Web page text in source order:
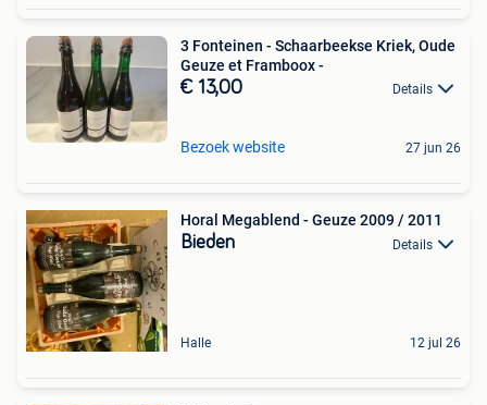
3 Fonteinen - Schaarbeekse Kriek, Oude
Geuze et Framboox -
€ 13,00 Details
Bezoek website 27 jun 26
Horal Megablend - Geuze 2009 / 2011
Bieden Details
Halle 12 jul 26